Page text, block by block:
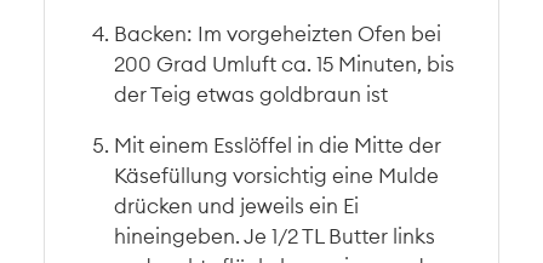
Backen: Im vorgeheizten Ofen bei
200 Grad Umluft ca. 15 Minuten, bis
der Teig etwas goldbraun ist
Mit einem Esslöffel in die Mitte der
Käsefüllung vorsichtig eine Mulde
drücken und jeweils ein Ei
hineingeben. Je 1/2 TL Butter links